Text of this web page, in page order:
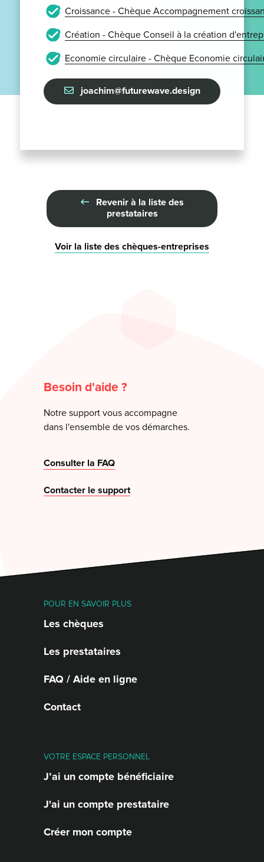
Croissance - Chèque Accompagnement
Création - Chèque Conseil à la création
Economie circulaire - Chèque Economie
joachim@futurewave.design
Revenir à la liste des
prestataires
Voir la liste des chèques-entreprises
Besoin d'aide ?
Notre support vous accompagne
dans l'ensemble de vos démarches.
Consulter la FAQ
Contacter le support
POUR EN SAVOIR PLUS
Les chèques
Les prestataires
FAQ / Aide en ligne
Contact
VOTRE ESPACE PERSONNEL
J’ai un compte bénéficiaire
J'ai un compte prestataire
Créer mon compte